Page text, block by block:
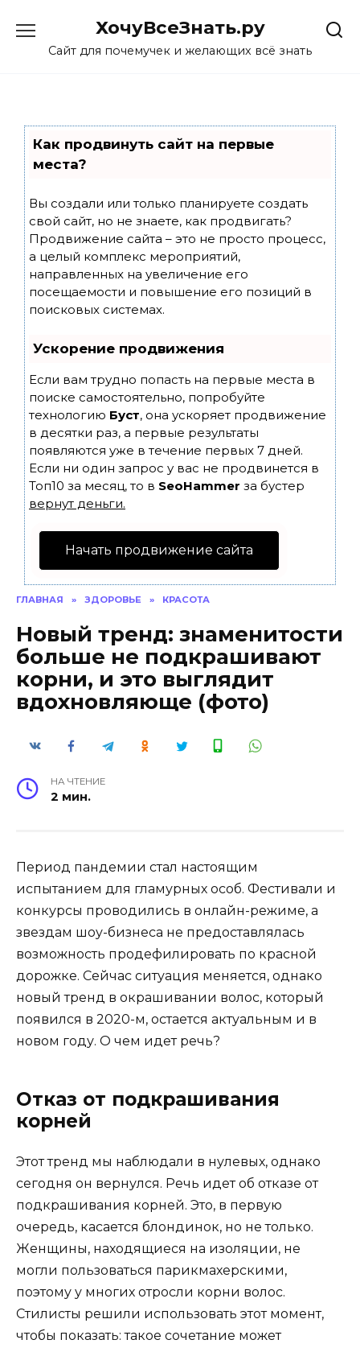
content
ХочуВсеЗнать.ру
Сайт для почемучек и желающих всё знать
Как продвинуть сайт на первые
места?
Вы создали или только планируете создать
свой сайт, но не знаете, как продвигать?
Продвижение сайта – это не просто процесс,
а целый комплекс мероприятий,
направленных на увеличение его
посещаемости и повышение его позиций в
поисковых системах.
Ускорение продвижения
Если вам трудно попасть на первые места в
поиске самостоятельно, попробуйте
технологию Буст, она ускоряет продвижение
в десятки раз, а первые результаты
появляются уже в течение первых 7 дней.
Если ни один запрос у вас не продвинется в
Топ10 за месяц, то в SeoHammer за бустер
вернут деньги.
Начать продвижение сайта
ГЛАВНАЯ » ЗДОРОВЬЕ » КРАСОТА
Новый тренд: знаменитости
больше не подкрашивают
корни, и это выглядит
вдохновляюще (фото)
НА ЧТЕНИЕ
2 мин.
Период пандемии стал настоящим
испытанием для гламурных особ. Фестивали и
конкурсы проводились в онлайн-режиме, а
звездам шоу-бизнеса не предоставлялась
возможность продефилировать по красной
дорожке. Сейчас ситуация меняется, однако
новый тренд в окрашивании волос, который
появился в 2020-м, остается актуальным и в
новом году. О чем идет речь?
Отказ от подкрашивания
корней
Этот тренд мы наблюдали в нулевых, однако
сегодня он вернулся. Речь идет об отказе от
подкрашивания корней. Это, в первую
очередь, касается блондинок, но не только.
Женщины, находящиеся на изоляции, не
могли пользоваться парикмахерскими,
поэтому у многих отросли корни волос.
Стилисты решили использовать этот момент,
чтобы показать: такое сочетание может